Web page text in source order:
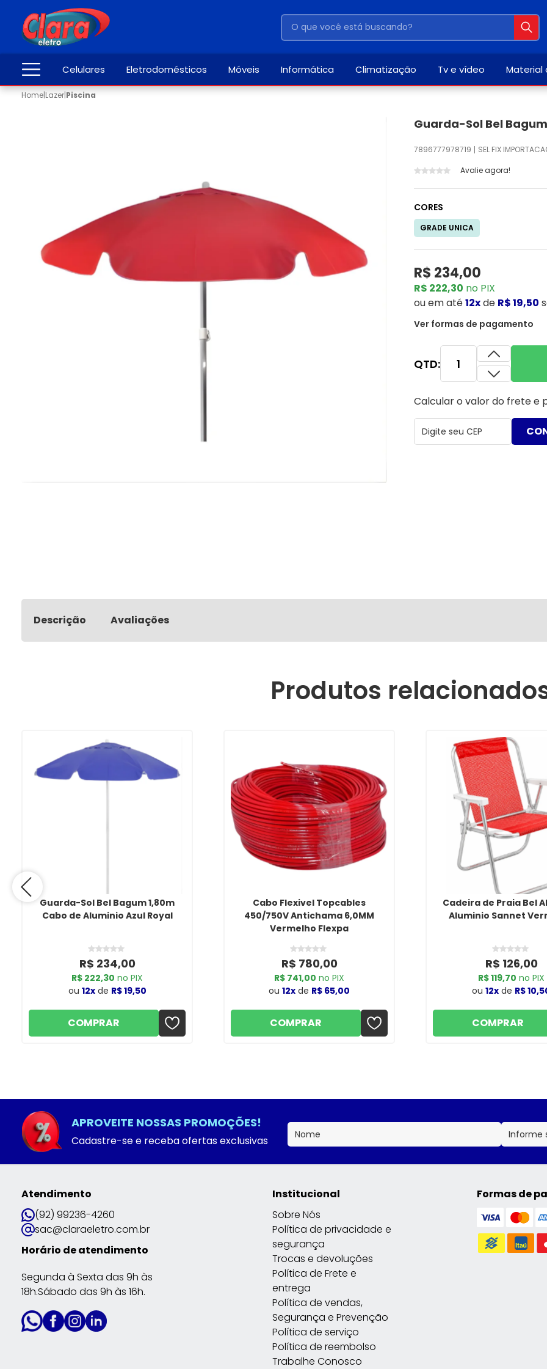
Celulares Eletrodomésticos Móveis Informática Climatização Tv e vídeo Material
Home|Lazer|Piscina
Guarda-Sol Bel
7896777978719
SEL FIX
Avalie agora!
R$ 234,00
R$ 222,30 no PIX
ouem até12xde R$ 19,50
Ver formas de pagamento
CORES
GRADE UNICA
QTD:
Calcular o valor do frete e
Descrição Avaliações
Produtos
Guarda-Sol Bel Bagum 1,80m
Cabo de Aluminio Azul Royal
R$ 234,00
R$ 222,30 no PIX
ou 12xde R$ 19,50
COMPRAR
Cabo Flexivel Topcables
450/750V Antichama 6,0MM
Vermelho Flexpa
R$ 780,00
R$ 741,00 no PIX
ou 12x de R$ 65,00
COMPRAR
Cadeira de Praia Bel
Aluminio Sannet
R$ 126,00
R$ 119,70 no PIX
ou 12x de R$
COMPRAR
APROVEITE NOSSAS PROMOÇÕES!
Cadastre-se e receba ofertas exclusivas
Atendimento
(92) 99236-4260
sac@claraeletro.com.br
Horário de atendimento
Segunda à Sexta das 9h às
18h.Sábado das 9h às 16h.
Institucional
Sobre Nós
Política de privacidade e
segurança
Trocas e devoluções
Política de Frete e
entrega
Política de vendas,
Segurança e Prevenção
Política de serviço
Política de reembolso
Trabalhe Conosco
Formas de